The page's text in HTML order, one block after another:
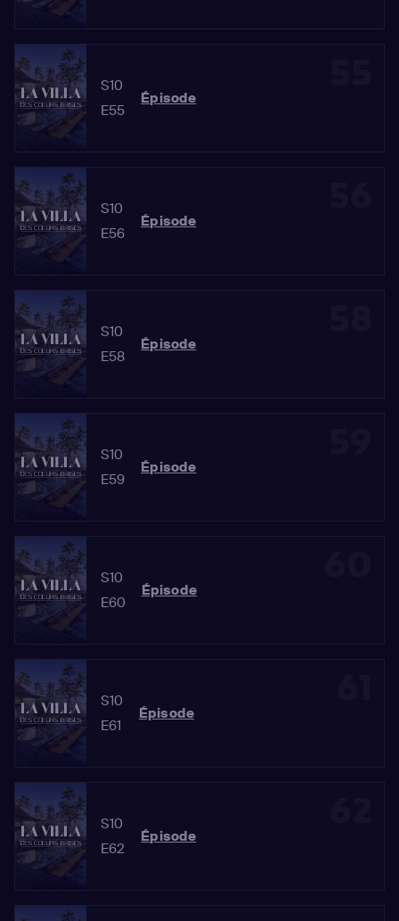
S10
E55
Épisode
S10
E56
Épisode
S10
E58
Épisode
S10
E59
Épisode
S10
E60
Épisode
S10
E61
Épisode
S10
E62
Épisode